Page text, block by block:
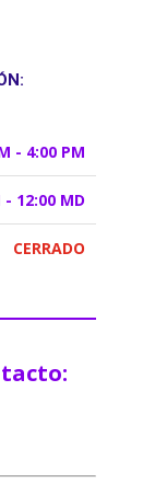
- 4:00 PM
- 12:00 MD
CERRADO